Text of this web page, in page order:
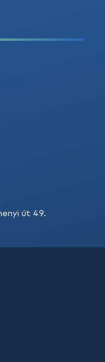
út 49.